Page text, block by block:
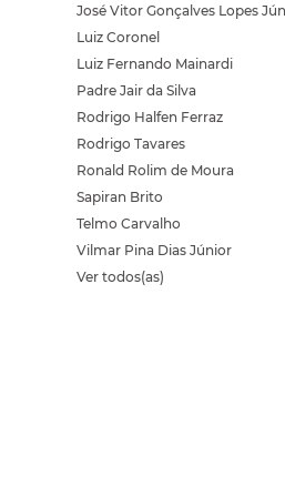
José Vitor Gonçalves Lopes
Luiz Coronel
Luiz Fernando Mainardi
Padre Jair da Silva
Rodrigo Halfen Ferraz
Rodrigo Tavares
Ronald Rolim de Moura
Sapiran Brito
Telmo Carvalho
Vilmar Pina Dias Júnior
Ver todos(as)